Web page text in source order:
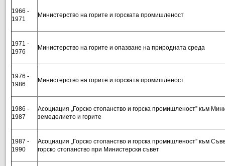
1966 -
1971
Министерство на горите и горската промишленост
1971 -
1976
Министерство на горите и опазване на природната среда
1976 -
1986
Министерство на горите и горската промишленост
1986 -
1987
Асоциация „Горско стопанство и горска промишленост” към
земеделието и горите
1987 -
1990
Асоциация „Горско стопанство и горска промишленост” към
горско стопанство при Министерски съвет